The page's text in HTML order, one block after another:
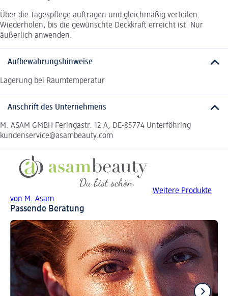
Über die Tagespflege auftragen und gleichmäßig verteilen.
Wiederholen, bis die gewünschte Deckkraft erreicht ist. Nur
äußerlich anwenden.
Aufbewahrungshinweise
Lagerung bei Raumtemperatur
Anschrift des Unternehmens
M. ASAM GMBH Feringastr. 12 A, DE-85774 Unterföhring
kundenservice@asambeauty.com
Weitere Produkte
von M. Asam
Passende Beratung